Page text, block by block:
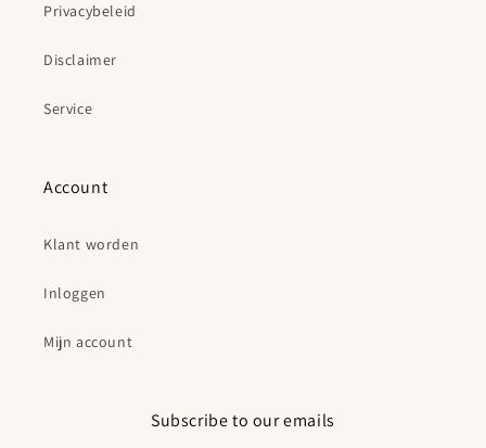
Privacybeleid
Disclaimer
Service
Account
Klant worden
Inloggen
Mijn account
Subscribe to our emails